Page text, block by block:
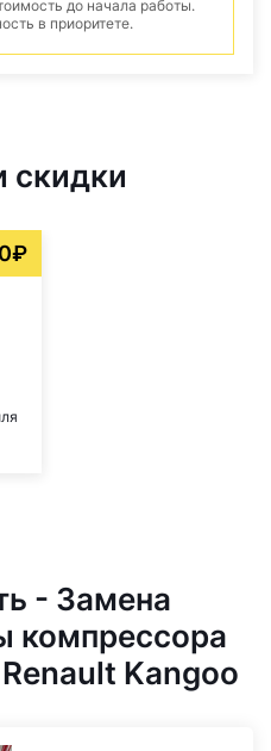
до начала работы.
в приоритете.
скидки
- Замена
компрессора
Kangoo